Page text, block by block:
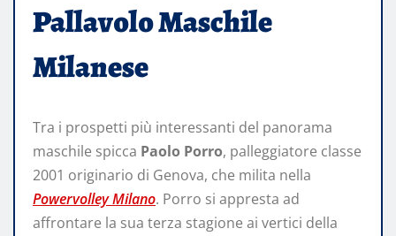
Pallavolo Maschile
Milanese
Tra i prospetti più interessanti del panorama
maschile spicca Paolo Porro, palleggiatore classe
2001 originario di Genova, che milita nella
Powervolley Milano. Porro si appresta ad
affrontare la sua terza stagione ai vertici della